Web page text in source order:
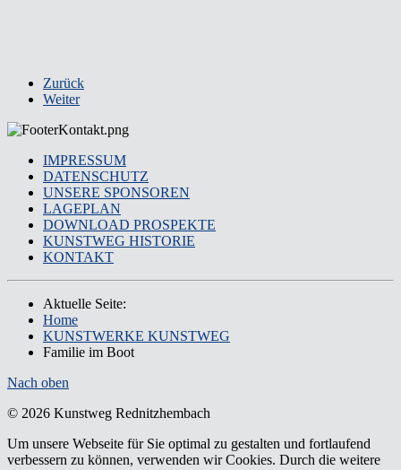
Zurück
Weiter
IMPRESSUM
DATENSCHUTZ
UNSERE SPONSOREN
LAGEPLAN
DOWNLOAD PROSPEKTE
KUNSTWEG HISTORIE
KONTAKT
Aktuelle Seite:
Home
KUNSTWERKE KUNSTWEG
Familie im Boot
Nach oben
© 2026 Kunstweg Rednitzhembach
Um unsere Webseite für Sie optimal zu gestalten und fortlaufend
verbessern zu können, verwenden wir Cookies. Durch die weitere